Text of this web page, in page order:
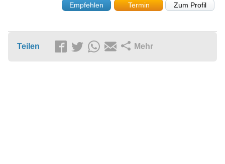
Empfehlen Termin Zum Profil
Teilen Mehr